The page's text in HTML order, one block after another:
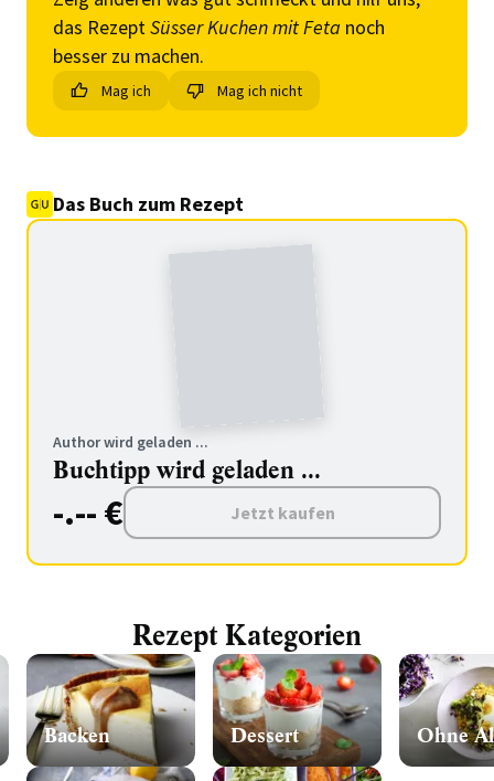
das RezeptSüsser Kuchen mit Feta noch
besser zu machen.
Mag ich Mag ich nicht
Das Buch zum Rezept
Author wird geladen ...
Buchtipp wird geladen ...
-.-- € Jetzt kaufen
Rezept Kategorien
Backen Dessert Ohne